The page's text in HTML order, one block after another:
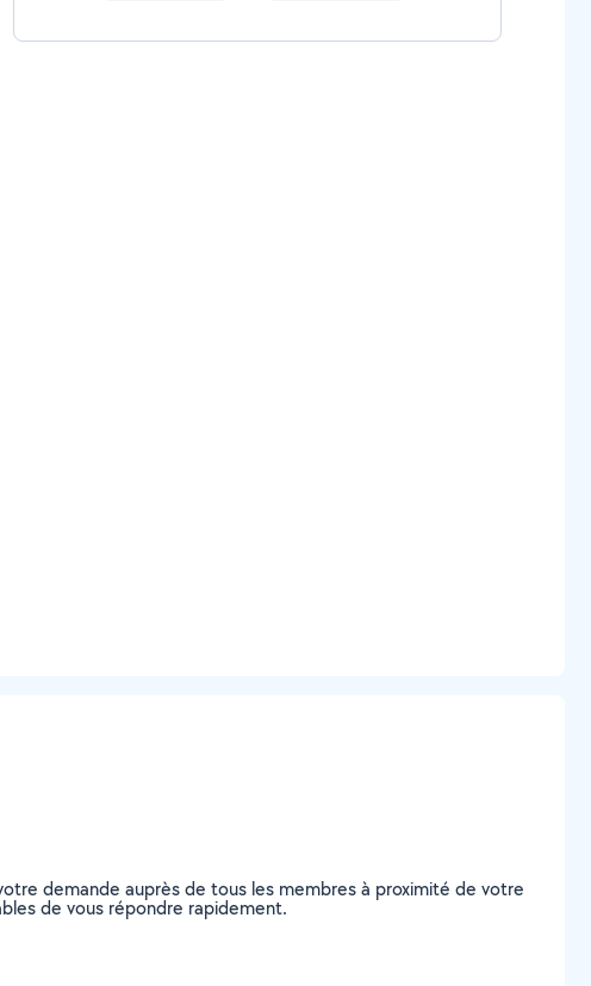
demande auprès de tous les membres à proximité de votre
de vous répondre rapidement.